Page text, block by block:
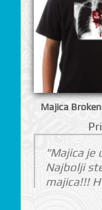
Majica
"Majica je
Najbolji
majica!!!